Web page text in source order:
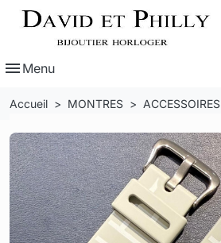
menu Menu
Accueil MONTRES ACCESSOIRES